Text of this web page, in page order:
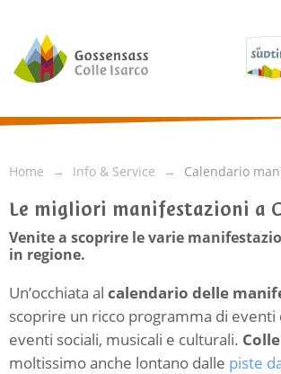
Home Info & Service Calendario
Le migliori manifestazioni a
Venite a scoprire le varie
in regione.
Un’occhiata al calendario delle
scoprire un ricco programma di eventi
eventi sociali, musicali e culturali.
moltissimo anche lontano dalle piste